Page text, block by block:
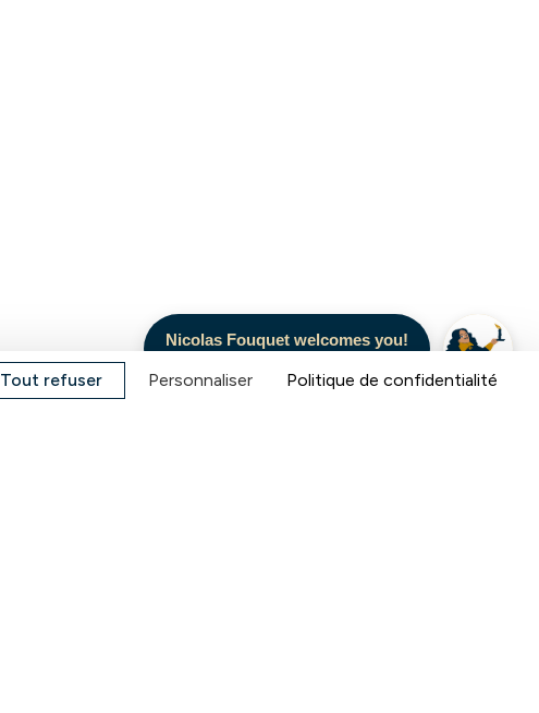
Tout refuser Personnaliser Politique de confidentialité